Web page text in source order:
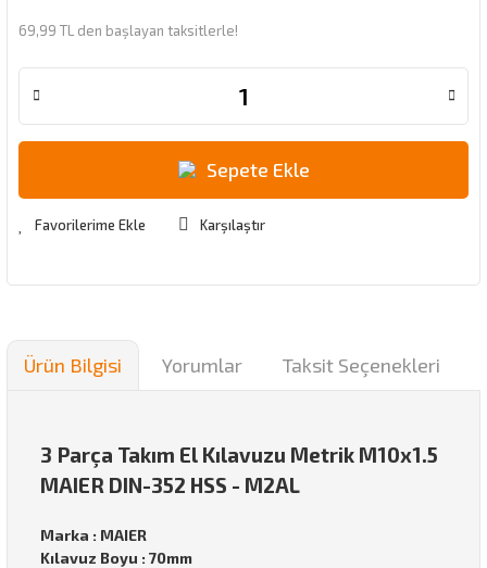
69,99 TL den başlayan taksitlerle!
Sepete Ekle
Karşılaştır
Ürün Bilgisi Yorumlar Taksit Seçenekleri
3 Parça Takım El Kılavuzu Metrik M10x1.5
MAIER DIN-352 HSS - M2AL
Marka : MAIER
Kılavuz Boyu : 70mm